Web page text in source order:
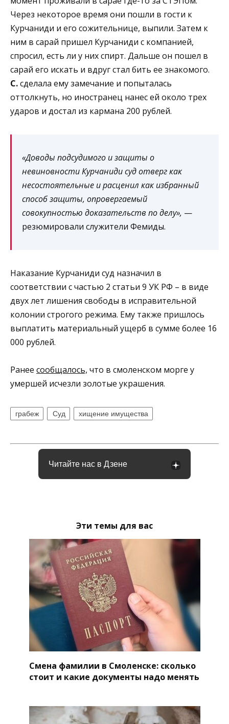
Через некоторое время они пошли в гости к
Курчаниди и его сожительнице, выпили. Затем к
ним в сарай пришел Курчаниди с компанией,
спросил, есть ли у них спирт. Дальше он пошел в
сарай его искать и вдруг стал бить ее знакомого.
С.сделала ему замечание и попыталась
оттолкнуть, но иностранец нанес ей около трех
ударов и достал из кармана 200 рублей.
«Доводы подсудимого и защиты о
невиновности Курчаниди суд отверг как
несостоятельные и расценил как избранный
способ защиты, опровергаемый
совокупностью доказательств по делу», —
резюмировали служители Фемиды.
Наказание Курчаниди суд назначил в
соответствии с частью 2 статьи 9 УК РФ – в виде
двух лет лишения свободы в исправительной
колонии строгого режима. Ему также пришлось
выплатить материальный ущерб в сумме более 16
000 рублей.
Ранее сообщалось, что в смоленском морге у
умершей исчезли золотые украшения.
грабеж Суд хищение имущества
Читайте нас в Дзене
Эти темы для вас
Смена фамилии в Смоленске: сколько
стоит и какие документы надо менять